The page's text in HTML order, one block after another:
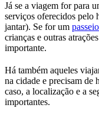
Já se a viagem for para
serviços oferecidos pelo
jantar). Se for um passeio
crianças e outras
importante.
Há também aqueles
na cidade e precisam de
caso, a localização e a
importantes.